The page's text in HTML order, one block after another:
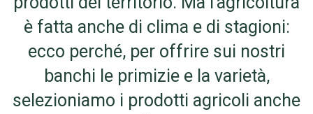
è fatta anche di clima e di stagioni:
ecco perché, per offrire sui nostri
banchi le primizie e la varietà,
selezioniamo i prodotti agricoli anche